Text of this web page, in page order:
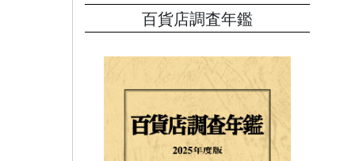
百貨店調査年鑑